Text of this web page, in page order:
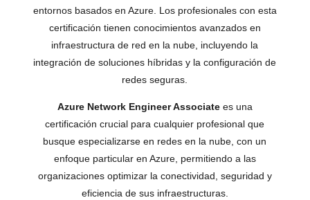
entornos basados en Azure. Los profesionales con esta
certificación tienen conocimientos avanzados en
infraestructura de red en la nube, incluyendo la
integración de soluciones híbridas y la configuración de
redes seguras.
Azure Network Engineer Associatees una
certificación crucial para cualquier profesional que
busque especializarse en redes en la nube, con un
enfoque particular en Azure, permitiendo a las
organizaciones optimizar la conectividad, seguridad y
eficiencia de sus infraestructuras.